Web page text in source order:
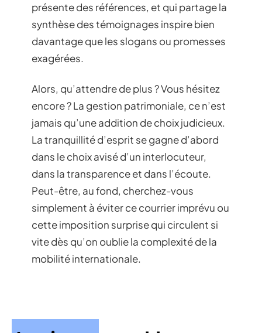
présente des références, et qui partage la
synthèse des témoignages inspire bien
davantage que les slogans ou promesses
exagérées.
Alors, qu’attendre de plus ? Vous hésitez
encore ? La gestion patrimoniale, ce n’est
jamais qu’une addition de choix judicieux.
La tranquillité d’esprit se gagne d’abord
dans le choix avisé d’un interlocuteur,
dans la transparence et dans l’écoute.
Peut-être, au fond, cherchez-vous
simplement à éviter ce courrier imprévu ou
cette imposition surprise qui circulent si
vite dès qu’on oublie la complexité de la
mobilité internationale.